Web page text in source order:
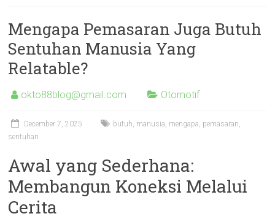
Mengapa Pemasaran Juga Butuh
Sentuhan Manusia Yang
Relatable?
okto88blog@gmail.com Otomotif
December 7, 2025 butuh, manusia, mengapa, pemasaran,
sentuhan
Awal yang Sederhana:
Membangun Koneksi Melalui
Cerita